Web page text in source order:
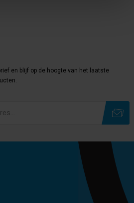
en blijf op de hoogte van het laatste